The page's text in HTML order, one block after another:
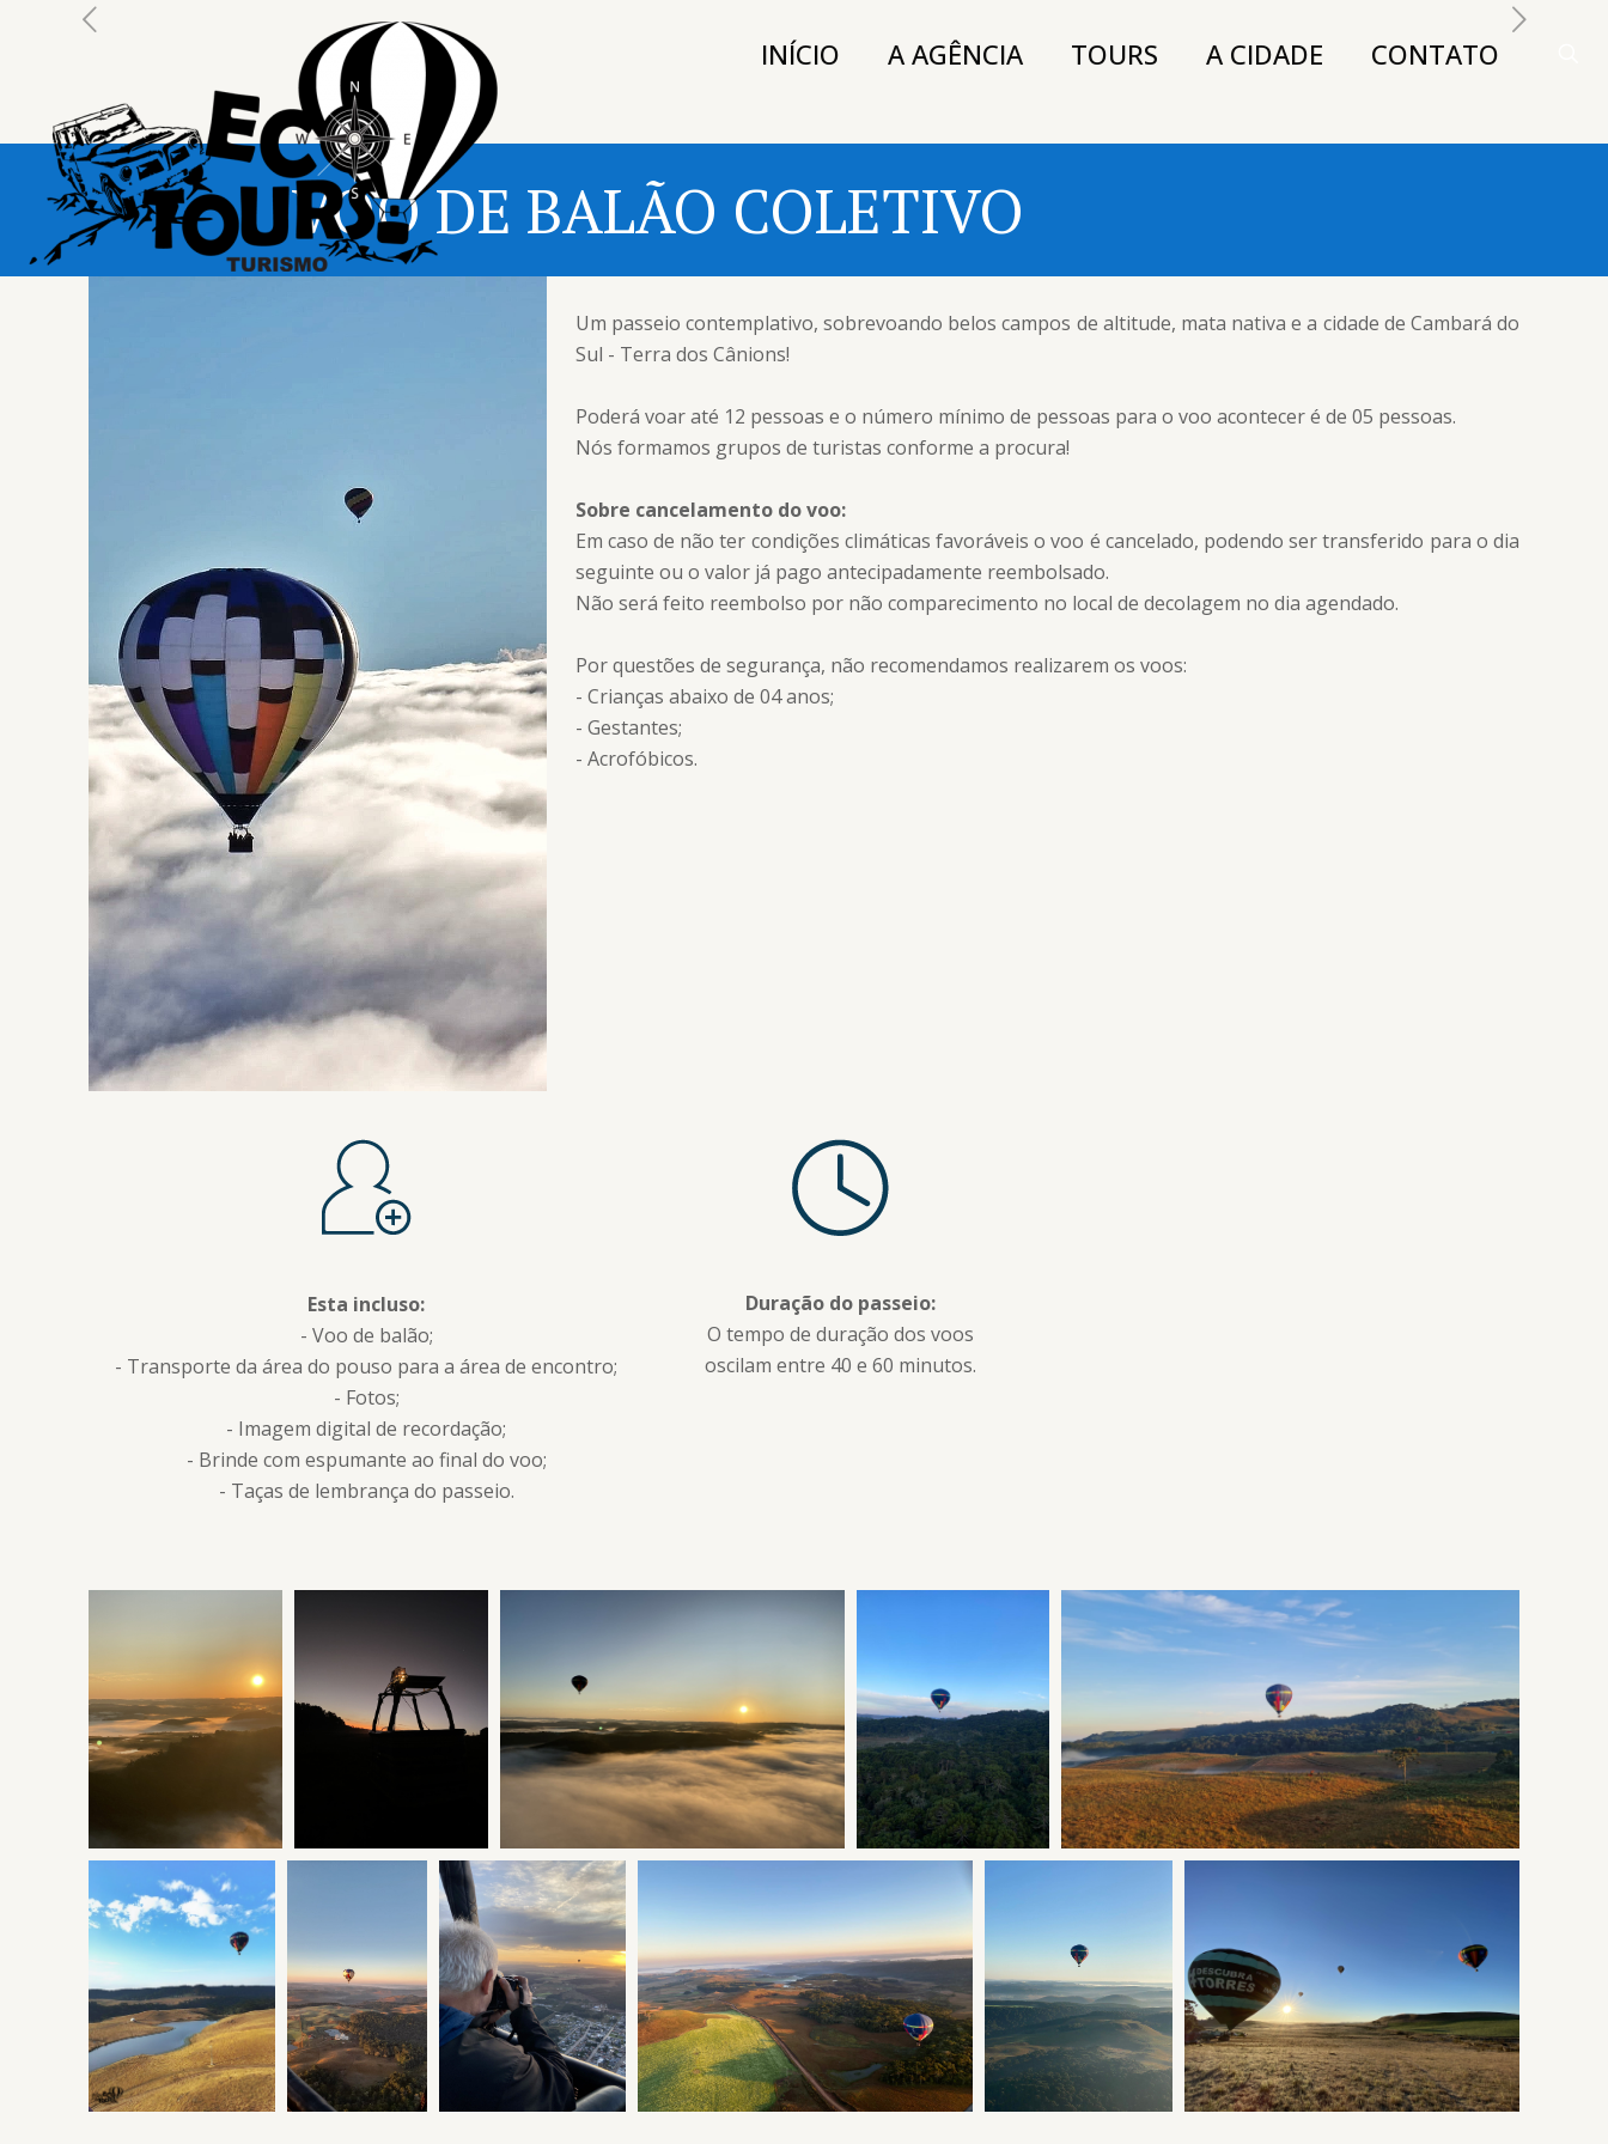
INÍCIO A AGÊNCIA TOURS A CIDADE CONTATO
VOO DE BALÃO COLETIVO
Um passeio contemplativo, sobrevoando belos campos de altitude, mata nativa e a cidade de Cambará do
Sul - Terra dos Cânions!
Poderá voar até 12 pessoas e o número mínimo de pessoas para o voo acontecer é de 05 pessoas.
Nós formamos grupos de turistas conforme a procura!
Sobre cancelamento do voo:
Em caso de não ter condições climáticas favoráveis o voo é cancelado, podendo ser transferido para o dia
seguinte ou o valor já pago antecipadamente reembolsado.
Não será feito reembolso por não comparecimento no local de decolagem no dia agendado.
Por questões de segurança, não recomendamos realizarem os voos:
- Crianças abaixo de 04 anos;
- Gestantes;
- Acrofóbicos.
Esta incluso:
- Voo de balão;
- Transporte da área do pouso para a área de encontro;
- Fotos;
- Imagem digital de recordação;
- Brinde com espumante ao final do voo;
- Taças de lembrança do passeio.
Duração do passeio:
O tempo de duração dos voos
oscilam entre 40 e 60 minutos.